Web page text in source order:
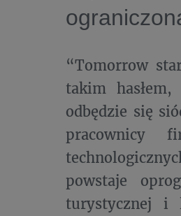
“Tomorrow
takim
odbędzie się
pracownicy
powstaje
turystycznej i